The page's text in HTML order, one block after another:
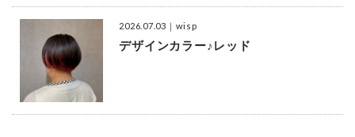
2026.07.03 ｜wisp
デザインカラー♪レッド